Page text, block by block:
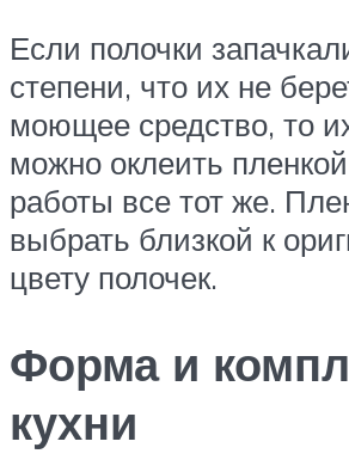
Если полочки
степени, что их не
моющее средство, то
можно оклеить
работы все тот же.
выбрать близкой к
цвету полочек.
Форма и
кухни